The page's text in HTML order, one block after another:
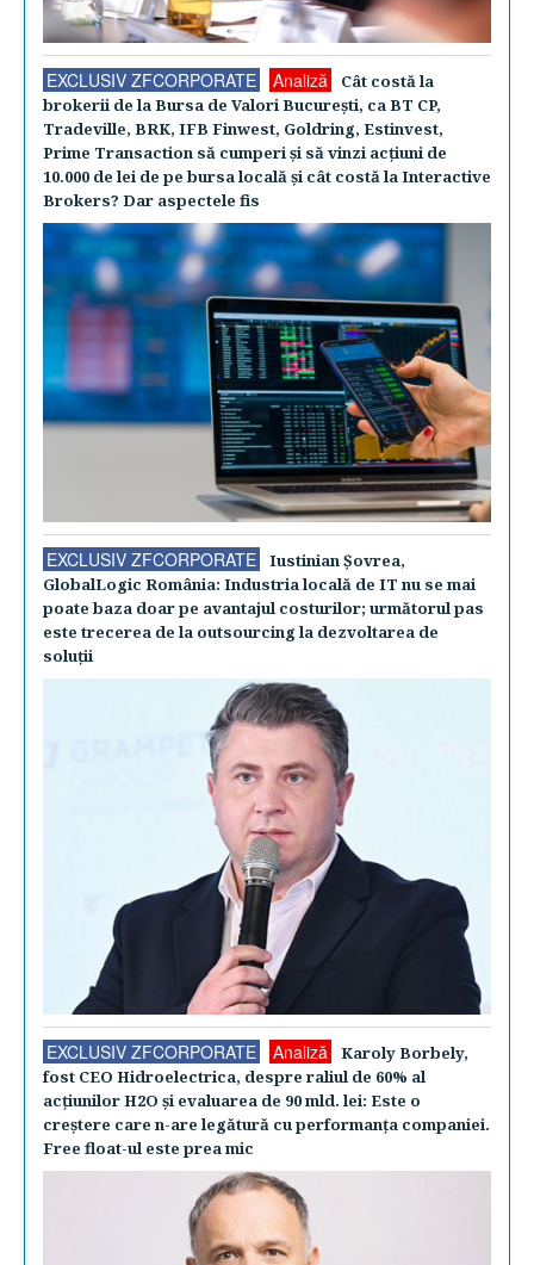
EXCLUSIV ZFCORPORATE Analiză
Cât costă la
brokerii de la Bursa de Valori Bucureşti, ca BT CP,
Tradeville, BRK, IFB Finwest, Goldring, Estinvest,
Prime Transaction să cumperi şi să vinzi acţiuni de
10.000 de lei de pe bursa locală şi cât costă la Interactive
Brokers? Dar aspectele fis
EXCLUSIV ZFCORPORATE
Iustinian Şovrea,
GlobalLogic România: Industria locală de IT nu se mai
poate baza doar pe avantajul costurilor; următorul pas
este trecerea de la outsourcing la dezvoltarea de
soluţii
EXCLUSIV ZFCORPORATE Analiză
Karoly Borbely,
fost CEO Hidroelectrica, despre raliul de 60% al
acţiunilor H2O şi evaluarea de 90 mld. lei: Este o
creştere care n-are legătură cu performanţa companiei.
Free float-ul este prea mic